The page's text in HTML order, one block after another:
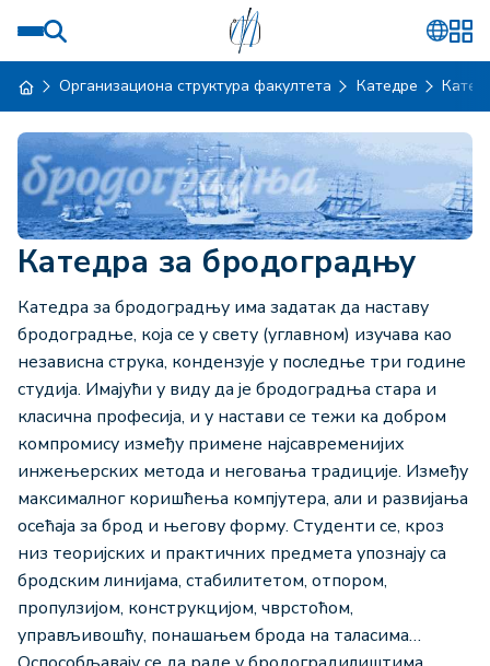
Организациона структура факултета Катедре
Катедра за бродоградњу
Катедра за бродоградњу има задатак да наставу
бродоградње, која се у свету (углавном) изучава као
независна струка, кондензује у последње три године
студија. Имајући у виду да је бродоградња стара и
класична професија, и у настави се тежи ка добром
компромису између примене најсавременијих
инжењерских метода и неговања традиције. Између
максималног коришћења компјутера, али и развијања
осећаја за брод и његову форму. Студенти се, кроз
низ теоријских и практичних предмета упознају са
бродским линијама, стабилитетом, отпором,
пропулзијом, конструкцијом, чврстоћом,
управљивошћу, понашањем брода на таласима…